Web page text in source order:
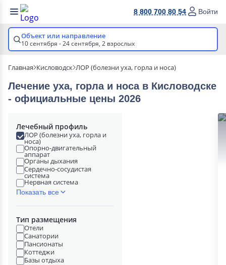
8 800 700 80 54 Войти
Объект или направление
10 сентября - 24 сентября, 2 взрослых
Главная Кисловодск ЛОР (болезни уха, горла и носа)
Лечение уха, горла и носа в Кисловодске
- официальные цены 2026
Лечебный профиль
ЛОР (болезни уха, горла и
носа)
Опорно-двигательный
аппарат
Органы дыхания
Сердечно-сосудистая
система
Нервная система
Показать все
Тип размещения
Отели
Санатории
Пансионаты
Коттеджи
Базы отдыха